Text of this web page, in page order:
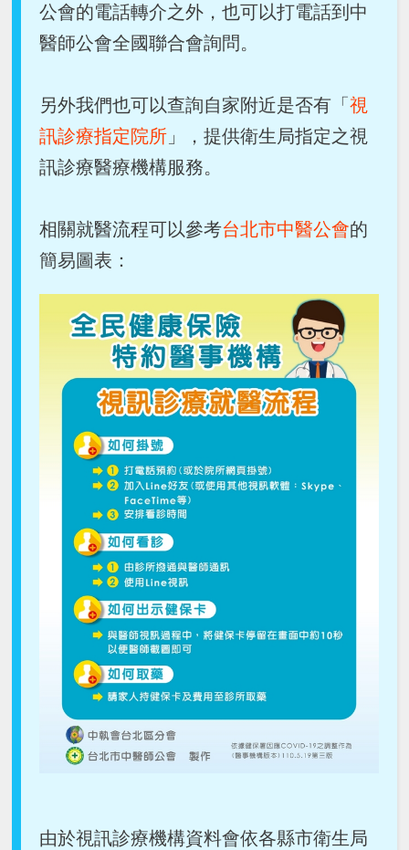
公會的電話轉介之外，也可以打電話到中
醫師公會全國聯合會詢問。
另外我們也可以查詢自家附近是否有「視
訊診療指定院所 」，提供衛生局指定之視
訊診療醫療機構服務。
相關就醫流程可以參考台北市中醫公會的
簡易圖表：
由於視訊診療機構資料會依各縣市衛生局